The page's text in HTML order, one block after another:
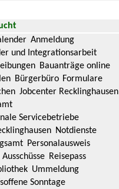
Anmeldung
und Integrationsarbeit
Bauanträge online
Bürgerbüro Formulare
Jobcenter Recklinghausen
Servicebetriebe
Notdienste
Personalausweis
Reisepass
Ummeldung
Sonntage